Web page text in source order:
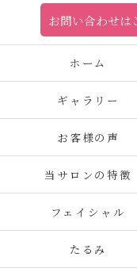
お問い合わせは
ホーム
ギャラリー
お客様の声
当サロンの特徴
フェイシャル
たるみ